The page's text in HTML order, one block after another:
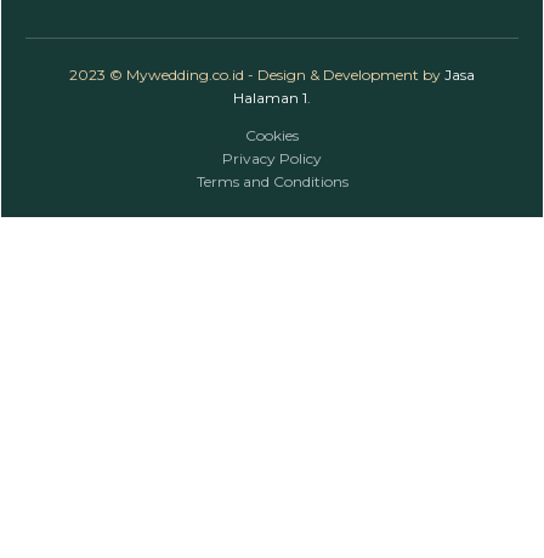
2023 © Mywedding.co.id - Design & Development by Jasa
Halaman 1
Cookies
Privacy Policy
Terms and Conditions